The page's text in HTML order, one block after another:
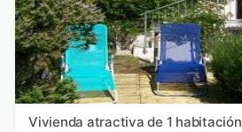
Vivienda atractiva de 1 habitación